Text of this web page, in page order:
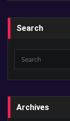
Search
Archives